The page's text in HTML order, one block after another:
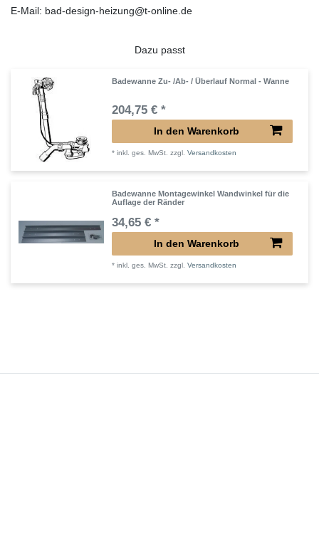
E-Mail: bad-design-heizung@t-online.de
Dazu passt
Badewanne Zu- /Ab- / Überlauf Normal - Wanne
204,75 € *
In den Warenkorb
*inkl. ges. MwSt. zzgl.Versandkosten
Badewanne Montagewinkel Wandwinkel für die
Auflage der Ränder
34,65 € *
In den Warenkorb
*inkl. ges. MwSt. zzgl.Versandkosten